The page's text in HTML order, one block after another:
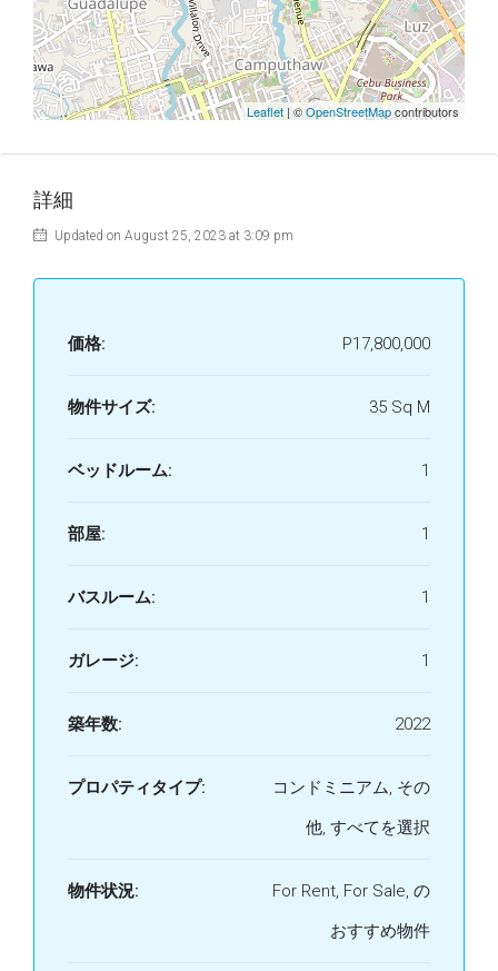
Leaflet | ©OpenStreetMapcontributors
詳細
Updated on August 25, 2023 at 3:09 pm
価格: P17,800,000
物件サイズ: 35 Sq M
ベッドルーム: 1
部屋: 1
バスルーム: 1
ガレージ: 1
築年数: 2022
プロパティタイプ:
コンドミニアム, その
他, すべてを選択
物件状況:
For Rent, For Sale, の
おすすめ物件